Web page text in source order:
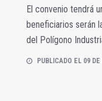
El convenio tendrá
beneficiarios serán
del Polígono
PUBLICADO EL 09